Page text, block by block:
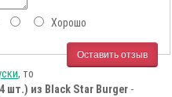
Хорошо
Оставить отзыв
, то
из Black Star Burger -